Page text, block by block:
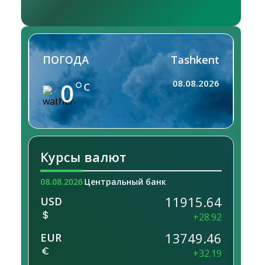
ПОГОДА
0 C
Tashkent
08.08.2026
Курсы валют
08.08.2026 Центральный банк
USD 11915.64
+28.92
EUR 13749.46
+32.19